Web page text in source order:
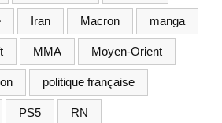
Iran Macron manga
MMA Moyen-Orient
politique française
PS5 RN